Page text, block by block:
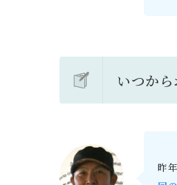
いつか
昨